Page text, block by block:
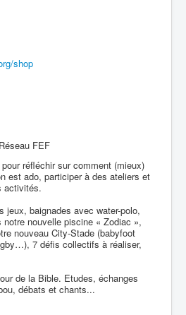
shop
FEF
réfléchir sur comment (mieux)
est ado, participer à des ateliers et
activités.
jeux, baignades avec water-polo,
nouvelle piscine « Zodiac »,
nouveau City-Stade (babyfoot
7 défis collectifs à réaliser,
de la Bible. Etudes, échanges
débats et chants...